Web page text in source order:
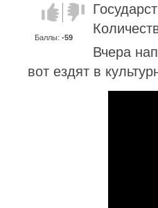
Голос за!Голос
против!
Баллы: -59
Вчера
вот ездят в